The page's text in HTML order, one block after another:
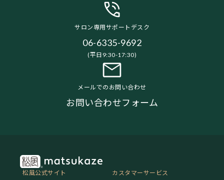
サロン専用サポートデスク
06-6335-9692
(平日9:30-17:30)
メールでのお問い合わせ
お問い合わせフォーム
松風公式サイト カスタマーサービス